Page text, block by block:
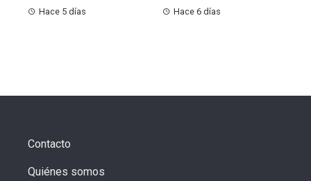
Hace 5 días Hace 6 días
Contacto
Quiénes somos